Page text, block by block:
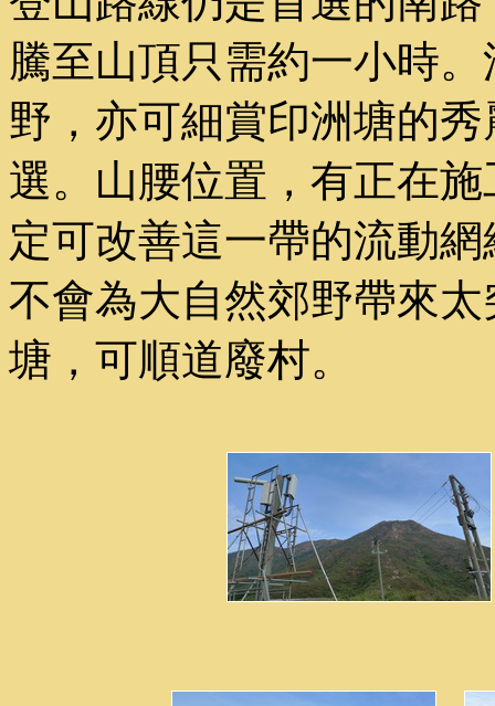
騰至山頂只需約一小時
野，亦可細賞印洲塘的
選。山腰位置，有正在
定可改善這一帶的流動
不會為大自然郊野帶來
塘，可順道廢村。